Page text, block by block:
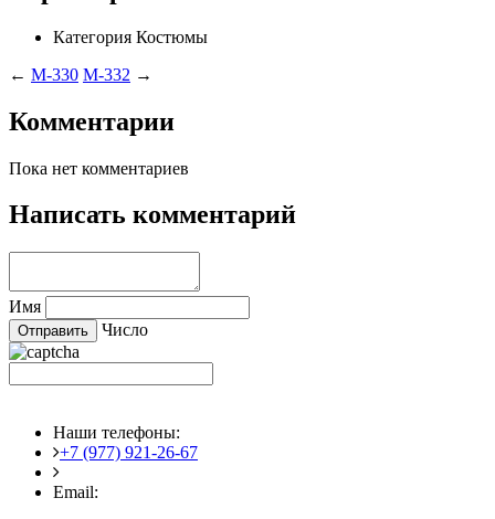
Категория Костюмы
← M-330 M-332 →
Комментарии
Пока нет комментариев
Написать комментарий
Имя
Число
Наши телефоны:
+7 (977) 921-26-67
Email: